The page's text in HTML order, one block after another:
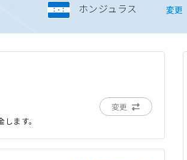
ホンジュラス 変更
ます。
変更